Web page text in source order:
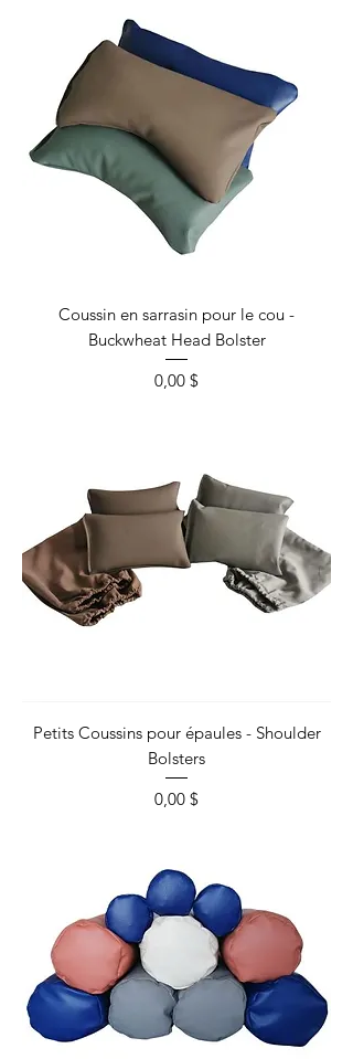
Coussin en sarrasin pour le cou -
Buckwheat Head Bolster
Prix
0,00 $
Petits Coussins pour épaules - Shoulder
Bolsters
Prix
0,00 $